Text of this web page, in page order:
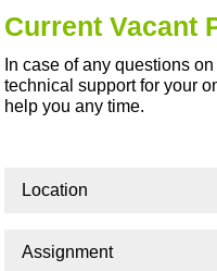
Current Vacant
In case of any questions
technical support for your
help you any time.
Location
Assignment